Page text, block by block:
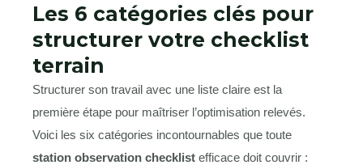
Les 6 catégories clés pour
structurer votre checklist
terrain
Structurer son travail avec une liste claire est la
première étape pour maîtriser l’optimisation relevés.
Voici les six catégories incontournables que toute
station observation checklist efficace doit couvrir :